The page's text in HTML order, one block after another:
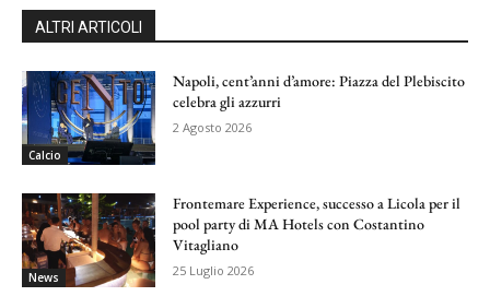
ALTRI ARTICOLI
Calcio
Napoli, cent’anni d’amore: Piazza del Plebiscito
celebra gli azzurri
2 Agosto 2026
News
Frontemare Experience, successo a Licola per il
pool party di MA Hotels con Costantino
Vitagliano
25 Luglio 2026